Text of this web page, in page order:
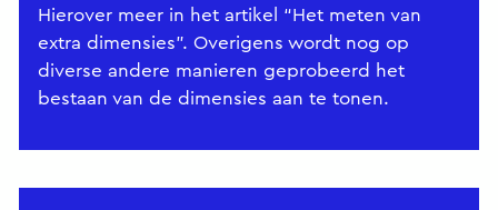
Hierover meer in het artikel “Het meten van
extra dimensies”. Overigens wordt nog op
diverse andere manieren geprobeerd het
bestaan van de dimensies aan te tonen.